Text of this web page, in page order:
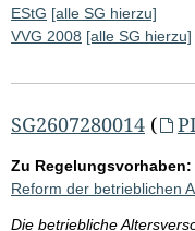
EStG [alle SG hierzu]
VVG 2008 [alle SG hierzu]
SG2607280014 (
Zu Regelungsvorhaben:
Reform der betrieblichen
Die betriebliche